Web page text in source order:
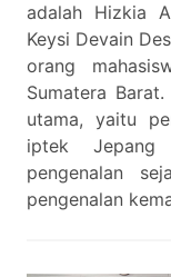
adalah Hizkia
Keysi Devain
orang
Sumatera
utama, yaitu
iptek Jepang
pengenalan
pengenalan